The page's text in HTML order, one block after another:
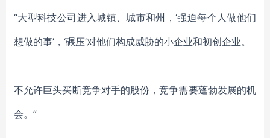
“大型科技公司进入城镇、城市和州，‘强迫每个人做他们
想做的事’，‘碾压’对他们构成威胁的小企业和初创企业。
不允许巨头买断竞争对手的股份，竞争需要蓬勃发展的机
会。”